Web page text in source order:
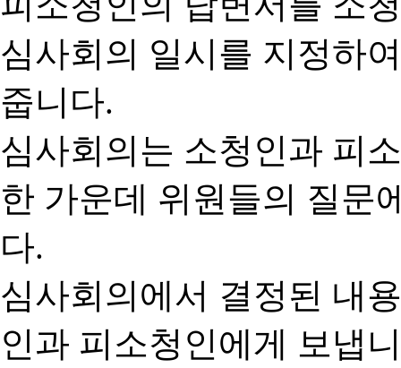
심사회의 일시를 지정하
줍니다.
심사회의는 소청인과 피
한 가운데 위원들의 질문
다.
심사회의에서 결정된 내
인과 피소청인에게 보냅